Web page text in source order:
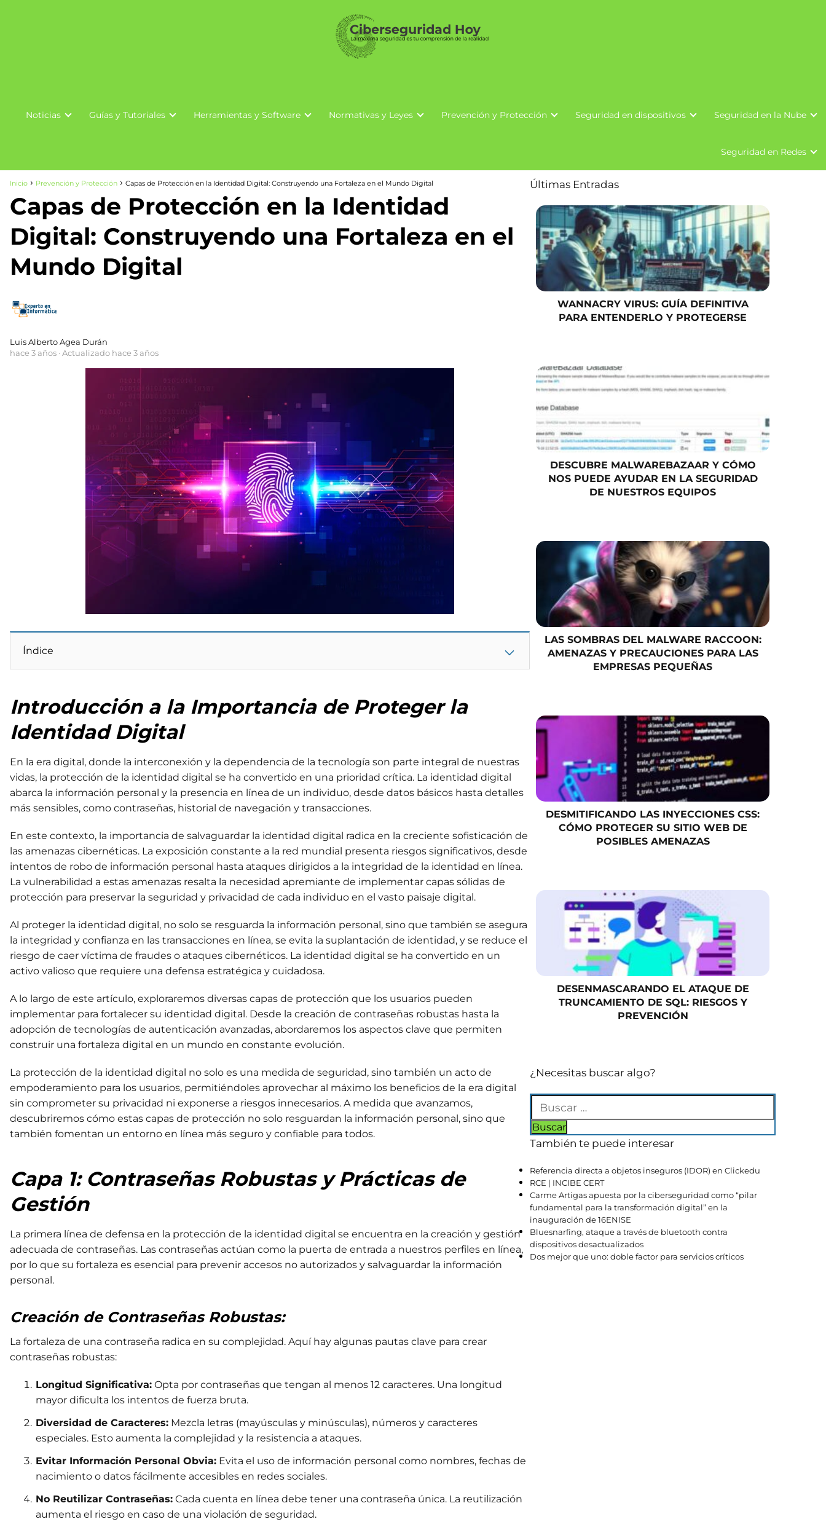
Noticias Guías y Tutoriales Herramientas y Software Normativas y Leyes Prevención y Protección Seguridad en dispositivos Seguridad en la Nube
Seguridad en Redes
Inicio Prevención y Protección Capas de Protección en la Identidad Digital: Construyendo una Fortaleza en el Mundo Digital
Capas de Protección en la Identidad
Digital: Construyendo una Fortaleza en el
Mundo Digital
Luis Alberto Agea Durán
hace 3 años · Actualizado hace 3 años
Índice
Introducción a la Importancia de Proteger la
Identidad Digital
En la era digital, donde la interconexión y la dependencia de la tecnología son parte integral de nuestras
vidas, la protección de la identidad digital se ha convertido en una prioridad crítica. La identidad digital
abarca la información personal y la presencia en línea de un individuo, desde datos básicos hasta detalles
más sensibles, como contraseñas, historial de navegación y transacciones.
En este contexto, la importancia de salvaguardar la identidad digital radica en la creciente sofisticación de
las amenazas cibernéticas. La exposición constante a la red mundial presenta riesgos significativos, desde
intentos de robo de información personal hasta ataques dirigidos a la integridad de la identidad en línea.
La vulnerabilidad a estas amenazas resalta la necesidad apremiante de implementar capas sólidas de
protección para preservar la seguridad y privacidad de cada individuo en el vasto paisaje digital.
Al proteger la identidad digital, no solo se resguarda la información personal, sino que también se asegura
la integridad y confianza en las transacciones en línea, se evita la suplantación de identidad, y se reduce el
riesgo de caer víctima de fraudes o ataques cibernéticos. La identidad digital se ha convertido en un
activo valioso que requiere una defensa estratégica y cuidadosa.
A lo largo de este artículo, exploraremos diversas capas de protección que los usuarios pueden
implementar para fortalecer su identidad digital. Desde la creación de contraseñas robustas hasta la
adopción de tecnologías de autenticación avanzadas, abordaremos los aspectos clave que permiten
construir una fortaleza digital en un mundo en constante evolución.
La protección de la identidad digital no solo es una medida de seguridad, sino también un acto de
empoderamiento para los usuarios, permitiéndoles aprovechar al máximo los beneficios de la era digital
sin comprometer su privacidad ni exponerse a riesgos innecesarios. A medida que avanzamos,
descubriremos cómo estas capas de protección no solo resguardan la información personal, sino que
también fomentan un entorno en línea más seguro y confiable para todos.
Capa 1: Contraseñas Robustas y Prácticas de
Gestión
La primera línea de defensa en la protección de la identidad digital se encuentra en la creación y gestión
adecuada de contraseñas. Las contraseñas actúan como la puerta de entrada a nuestros perfiles en línea,
por lo que su fortaleza es esencial para prevenir accesos no autorizados y salvaguardar la información
personal.
Creación de Contraseñas Robustas:
La fortaleza de una contraseña radica en su complejidad. Aquí hay algunas pautas clave para crear
contraseñas robustas:
Longitud Significativa: Opta por contraseñas que tengan al menos 12 caracteres. Una longitud
mayor dificulta los intentos de fuerza bruta.
Diversidad de Caracteres: Mezcla letras (mayúsculas y minúsculas), números y caracteres
especiales. Esto aumenta la complejidad y la resistencia a ataques.
Evitar Información Personal Obvia: Evita el uso de información personal como nombres, fechas de
nacimiento o datos fácilmente accesibles en redes sociales.
No Reutilizar Contraseñas: Cada cuenta en línea debe tener una contraseña única. La reutilización
aumenta el riesgo en caso de una violación de seguridad.
Últimas Entradas
WANNACRY VIRUS: GUÍA DEFINITIVA
PARA ENTENDERLO Y PROTEGERSE
DESCUBRE MALWAREBAZAAR Y CÓMO
NOS PUEDE AYUDAR EN LA SEGURIDAD
DE NUESTROS EQUIPOS
LAS SOMBRAS DEL MALWARE RACCOON:
AMENAZAS Y PRECAUCIONES PARA LAS
EMPRESAS PEQUEÑAS
DESMITIFICANDO LAS INYECCIONES CSS:
CÓMO PROTEGER SU SITIO WEB DE
POSIBLES AMENAZAS
DESENMASCARANDO EL ATAQUE DE
TRUNCAMIENTO DE SQL: RIESGOS Y
PREVENCIÓN
¿Necesitas buscar algo?
También te puede interesar
Referencia directa a objetos inseguros (IDOR) en Clickedu
RCE | INCIBE CERT
Carme Artigas apuesta por la ciberseguridad como “pilar
fundamental para la transformación digital” en la
inauguración de 16ENISE
Bluesnarfing, ataque a través de bluetooth contra
dispositivos desactualizados
Dos mejor que uno: doble factor para servicios críticos